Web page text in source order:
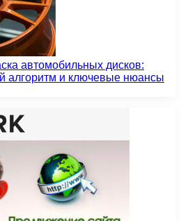
автомобильных дисков:
алгоритм и ключевые нюансы